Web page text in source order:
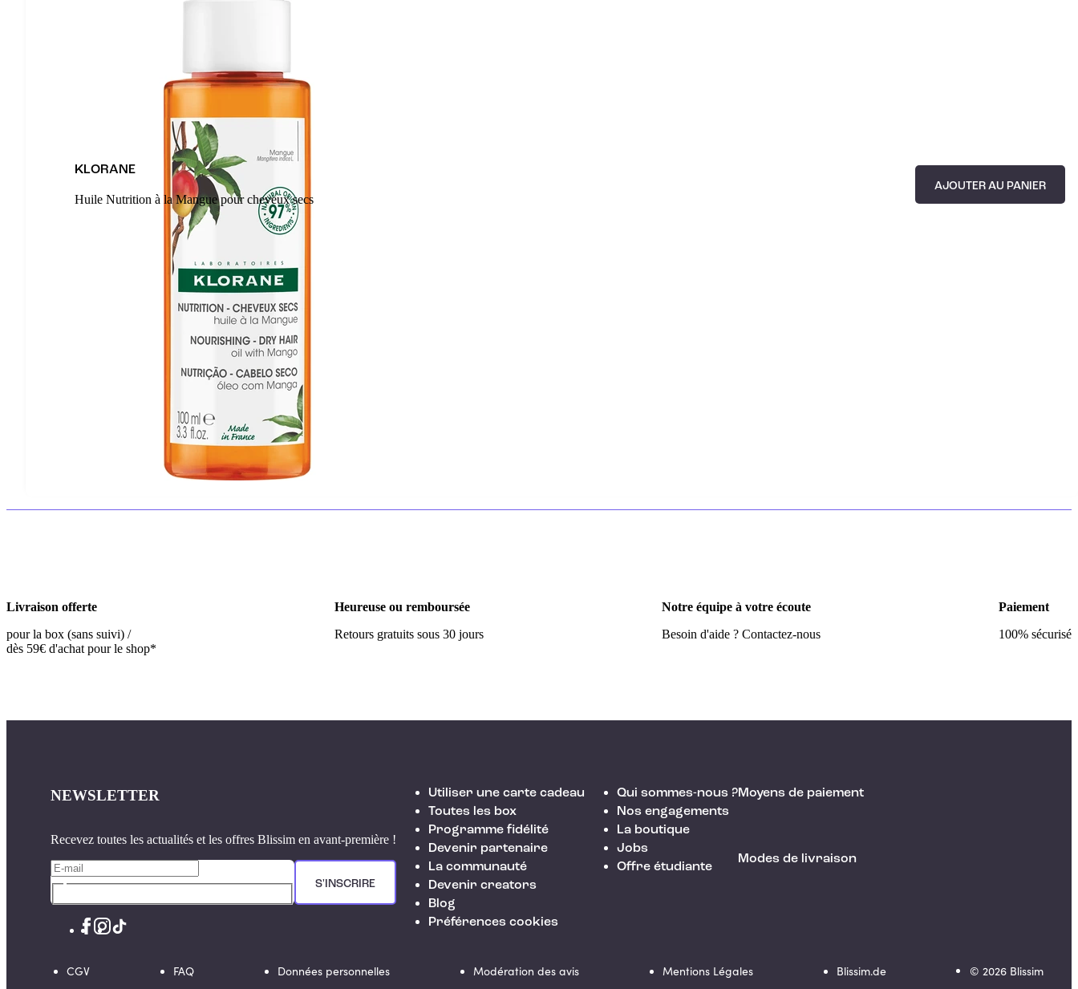
KLORANE
Huile Nutrition à la Mangue pour cheveux secs
AJOUTER AU PANIER
Livraison offerte
pour la box (sans suivi) /
dès 59€ d'achat pour le shop*
Heureuse ou remboursée
Retours gratuits sous 30 jours
Notre équipe à votre écoute
Besoin d'aide ? Contactez-nous
Paiement
100% sécurisé
NEWSLETTER
Recevez toutes les actualités et les offres Blissim en avant-première !
S'INSCRIRE
Utiliser une carte cadeau
Toutes les box
Programme fidélité
Devenir partenaire
La communauté
Devenir creators
Blog
Préférences cookies
Qui sommes-nous ?
Nos engagements
La boutique
Jobs
Offre étudiante
Moyens de paiement
Modes de livraison
CGV FAQ Données personnelles Modération des avis Mentions Légales Blissim.de © 2026Blissim